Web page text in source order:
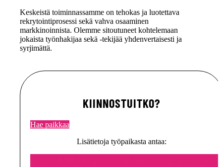
Keskeistä toiminnassamme on tehokas ja luotettava
rekrytointiprosessi sekä vahva osaaminen
markkinoinnista. Olemme sitoutuneet kohtelemaan
jokaista työnhakijaa sekä -tekijää yhdenvertaisesti ja
syrjimättä.
KIINNOSTUITKO?
Hae paikkaa
Lisätietoja työpaikasta antaa: